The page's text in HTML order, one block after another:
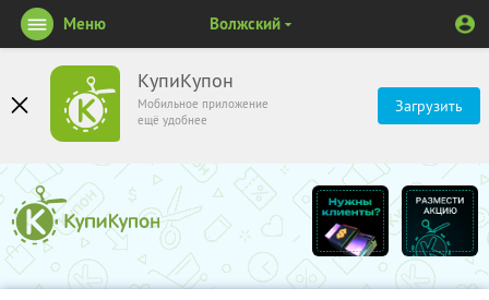
КупиКупон
Мобильное приложение
ещё удобнее
Загрузить
Меню Волжский